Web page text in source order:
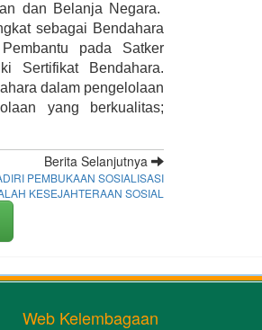
dan Belanja Negara.
sebagai Bendahara
pada Satker
Sertifikat Bendahara.
dalam pengelolaan
yang berkualitas;
Berita Selanjutnya
PEMBUKAAN SOSIALISASI
KESEJAHTERAAN SOSIAL
Web Kelembagaan